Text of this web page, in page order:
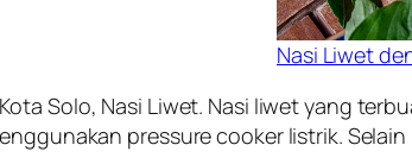
Nasi Liwet
Solo, Nasi Liwet. Nasi liwet yang
pressure cooker listrik.